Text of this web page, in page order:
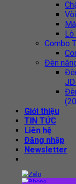
Lò
Combo
Đèn
Giới thiệu
TIN TỨC
Liên hệ
Đăng nhập
Newsletter